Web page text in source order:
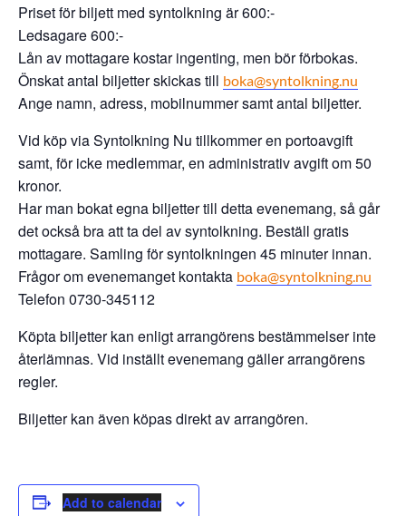
Priset för biljett med syntolkning är 600:-
Ledsagare 600:-
Lån av mottagare kostar ingenting, men bör förbokas.
Önskat antal biljetter skickas till boka@syntolkning.nu
Ange namn, adress, mobilnummer samt antal biljetter.
Vid köp via Syntolkning Nu tillkommer en portoavgift
samt, för icke medlemmar, en administrativ avgift om 50
kronor.
Har man bokat egna biljetter till detta evenemang, så går
det också bra att ta del av syntolkning. Beställ gratis
mottagare. Samling för syntolkningen 45 minuter innan.
Frågor om evenemanget kontakta boka@syntolkning.nu
Telefon 0730-345112
Köpta biljetter kan enligt arrangörens bestämmelser inte
återlämnas. Vid inställt evenemang gäller arrangörens
regler.
Biljetter kan även köpas direkt av arrangören.
Add to calendar